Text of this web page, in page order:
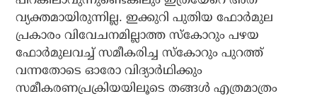
വ്യക്തമായിരുന്നില്ല. ഇക്കുറി പുതിയ ഫോർമുല
പ്രകാരം വിവേചനമില്ലാത്ത സ്കോറും പഴയ
ഫോർമുലവച്ച് സമീകരിച്ച സ്കോറും പുറത്ത്
വന്നതോടെ ഓരോ വിദ്യാർഥിക്കും
സമീകരണപ്രക്രിയയിലൂടെ തങ്ങൾ എത്രമാത്രം